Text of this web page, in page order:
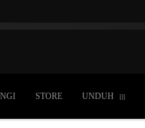
STORE UNDUH